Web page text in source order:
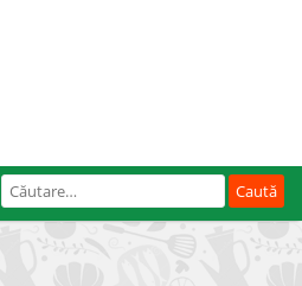
Caută
după: